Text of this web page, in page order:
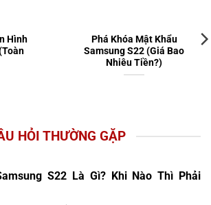
Hình
Phá Khóa Mật Khẩu
Samsung S22 (Giá Bao
Nhiêu Tiền?)
HỎI THƯỜNG GẶP
S22 Là Gì? Khi Nào Thì Phải